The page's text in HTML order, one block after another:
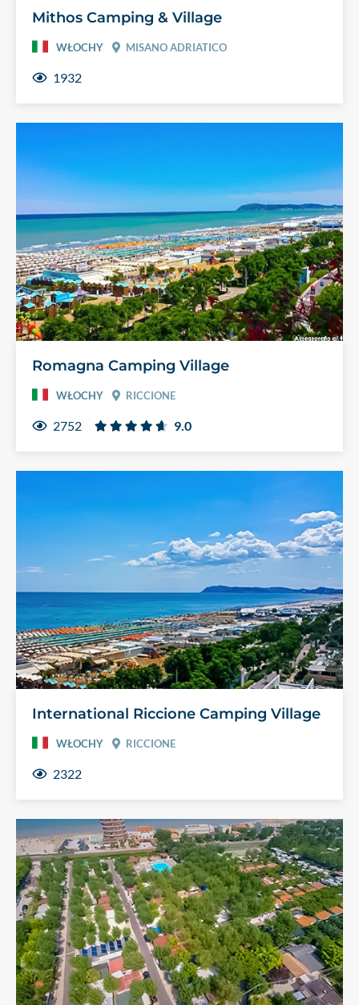
Mithos Camping & Village
WŁOCHY MISANO ADRIATICO
1932
Romagna Camping Village
WŁOCHY RICCIONE
2752 9.0
International Riccione Camping Village
WŁOCHY RICCIONE
2322